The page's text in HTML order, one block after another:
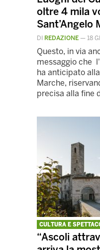
oltre 4 mila
Sant’Angelo
DI REDAZIONE — 18
Questo, in via
messaggio che
ha anticipato
Marche,
precisa alla fine
CULTURA E
“Ascoli